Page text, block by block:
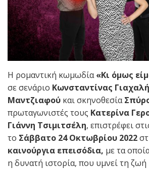
Η ρομαντική κωμωδία«Κι όμως
σε σενάριο Κωνσταντίνας
Μαντζιαφού και σκηνοθεσία
πρωταγωνιστές τους Κατερίνα
Γιάννη Τσιμιτσέλη, επιστρέφει
το Σάββατο 24 Οκτωβρίου 2022
καινούργια επεισόδια, με τα
η δυνατή ιστορία, που υμνεί τη ζωή